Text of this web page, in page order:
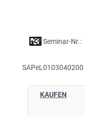
Seminar-Nr.:
SAPeL0103040200
KAUFEN